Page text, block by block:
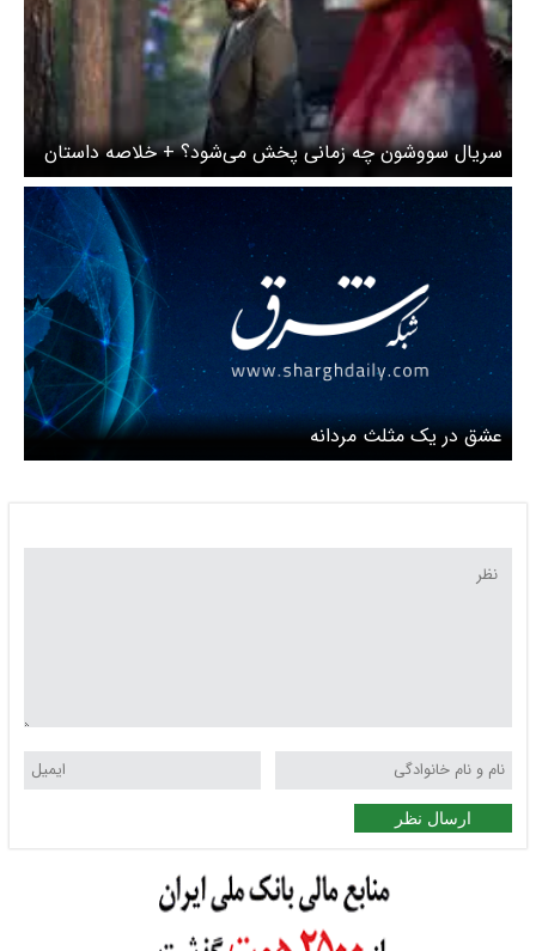
سریال سووشون چه زمانی پخش می‌شود؟ + خلاصه داستان
و اسامی بازیگران
عشق در یک مثلث مردانه
ارسال نظر